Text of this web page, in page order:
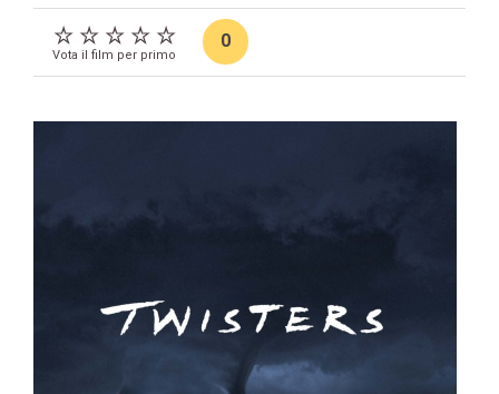
Vota il film per primo
0